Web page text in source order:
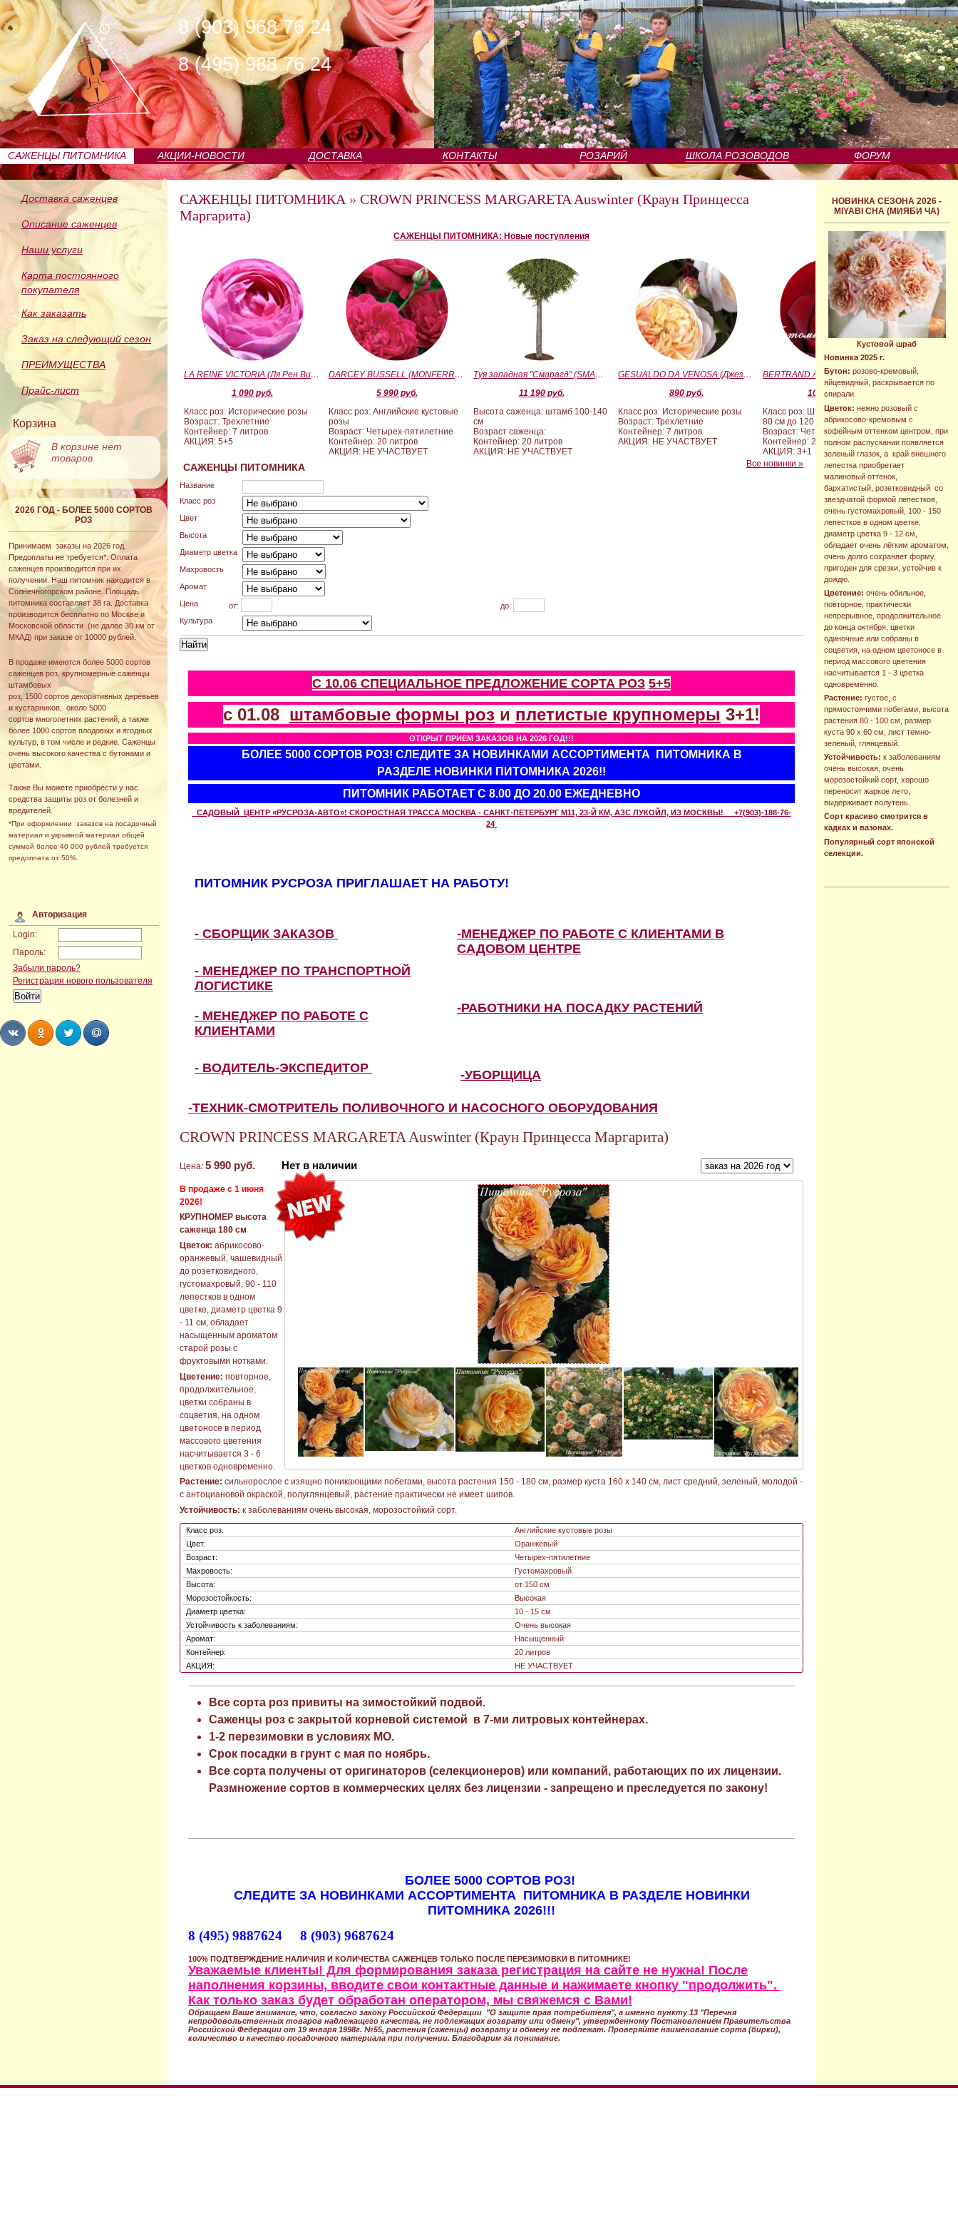
8 (903) 968 76 24
8 (495) 988 76 24
САЖЕНЦЫ ПИТОМНИКА АКЦИИ-НОВОСТИ ДОСТАВКА КОНТАКТЫ РОЗАРИЙ ШКОЛА РОЗОВОДОВ ФОРУМ
Доставка саженцев
Описание саженцев
Наши услуги
Карта постоянного
покупателя
Как заказать
Заказ на следующий сезон
ПРЕИМУЩЕСТВА
Прайс-лист
Корзина
В корзине нет
товаров
2026 ГОД - БОЛЕЕ 5000 СОРТОВ
РОЗ
Принимаем заказы на 2026 год.
Предоплаты не требуется*. Оплата
саженцев производится при их
получении. Наш питомник находится в
Солнечногорском районе. Площадь
питомника составляет 38 га. Доставка
производится бесплатно по Москве и
Московской области (не далее 30 км от
МКАД) при заказе от 10000 рублей.
В продаже имеются более 5000 сортов
саженцев роз, крупномерные саженцы
штамбовых
роз, 1500 сортов декоративных деревьев
и кустарников, около 5000
сортов многолетних растений, а также
более 1000 сортов плодовых и ягодных
культур, в том числе и редкие. Саженцы
очень высокого качества с бутонами и
цветами.
Также Вы можете приобрести у нас
средства защиты роз от болезней и
вредителей.
*При оформлении заказов на посадочный
материал и укрывной материал общей
суммой более 40 000 рублей требуется
предоплата от 50%.
Авторизация
Login:
Пароль:
Забыли пароль?
Регистрация нового пользователя
НОВИНКА СЕЗОНА 2026 -
MIYABI CHA (МИЯБИ ЧА)
Кустовой шраб
Новинка 2025 г.
Бутон: розово-кремовый,
яйцевидный, раскрывается по
спирали.
Цветок: нежно розовый с
абрикосово-кремовым с
кофейным оттенком центром, при
полном распускании появляется
зеленый глазок, а край внешнего
лепестка приобретает
малиновый оттенок,
бархатистый, розетковидный со
звездчатой формой лепестков,
очень густомахровый, 100 - 150
лепестков в одном цветке,
диаметр цветка 9 - 12 см,
обладает очень лёгким ароматом,
очень долго сохраняет форму,
пригоден для срезки, устойчив к
дождю.
Цветение: очень обильное,
повторное, практически
непрерывное, продолжительное
до конца октября, цветки
одиночные или собраны в
соцветия, на одном цветоносе в
период массового цветения
насчитывается 1 - 3 цветка
одновременно.
Растение: густое, с
прямостоячими побегами, высота
растения 80 - 100 см, размер
куста 90 х 60 см, лист темно-
зеленый, глянцевый.
Устойчивость: к заболеваниям
очень высокая, очень
морозостойкий сорт, хорошо
переносит жаркое лето,
выдерживает полутень.
Сорт красиво смотрится в
кадках и вазонах.
Популярный сорт японской
селекции.
САЖЕНЦЫ ПИТОМНИКА » CROWN PRINCESS MARGARETA Auswinter (Краун Принцесса
Маргарита)
САЖЕНЦЫ ПИТОМНИКА: Новые поступления
LA REINE VICTORIA (Ля Рен Виктория)
1 090 руб.
Класс роз: Исторические розы
Возраст: Трехлетние
Контейнер: 7 литров
АКЦИЯ: 5+5
DARCEY BUSSELL (MONFERRATO) (Дарси Басл)
5 990 руб.
Класс роз: Английские кустовые
розы
Возраст: Четырех-пятилетние
Контейнер: 20 литров
АКЦИЯ: НЕ УЧАСТВУЕТ
Туя западная "Смарагд" (SMARAGD) ШТАМБ 100-140
11 190 руб.
Высота саженца: штамб 100-140
см
Возраст саженца:
Контейнер: 20 литров
АКЦИЯ: НЕ УЧАСТВУЕТ
GESUALDO DA VENOSA (Джезуальдо Ди Веноза)
890 руб.
Класс роз: Исторические розы
Возраст: Трехлетние
Контейнер: 7 литров
АКЦИЯ: НЕ УЧАСТВУЕТ
BERTRAND AMOUSSOU (Бертран Амуссу)
10 000 руб.
Класс роз: Штамбовые формы от
80 см до 120 см
Возраст: Четырех-пятилетние
Контейнер: 20 литров
АКЦИЯ: 3+1
Все новинки »
САЖЕНЦЫ ПИТОМНИКА
Название
Класс роз
Цвет
Высота
Диаметр цветка
Махровость
Аромат
Цена
от:
до:
Культура
С 10.06 СПЕЦИАЛЬНОЕ ПРЕДЛОЖЕНИЕ СОРТА РОЗ 5+5
с 01.08 штамбовые формы роз и плетистые крупномеры 3+1!
ОТКРЫТ ПРИЕМ ЗАКАЗОВ НА 2026 ГОД!!!
БОЛЕЕ 5000 СОРТОВ РОЗ! СЛЕДИТЕ ЗА НОВИНКАМИ АССОРТИМЕНТА ПИТОМНИКА В
РАЗДЕЛЕ НОВИНКИ ПИТОМНИКА 2026!!
ПИТОМНИК РАБОТАЕТ С 8.00 ДО 20.00 ЕЖЕДНЕВНО
САДОВЫЙ ЦЕНТР «РУСРОЗА-АВТО»! СКОРОСТНАЯ ТРАССА МОСКВА - САНКТ-ПЕТЕРБУРГ М11, 23-Й КМ, АЗС ЛУКОЙЛ, ИЗ МОСКВЫ! +7(903)-188-76-
24
ПИТОМНИК РУСРОЗА ПРИГЛАШАЕТ НА РАБОТУ!
- СБОРЩИК ЗАКАЗОВ
-МЕНЕДЖЕР ПО РАБОТЕ С КЛИЕНТАМИ В
САДОВОМ ЦЕНТРЕ
- МЕНЕДЖЕР ПО ТРАНСПОРТНОЙ
ЛОГИСТИКЕ
- МЕНЕДЖЕР ПО РАБОТЕ С
КЛИЕНТАМИ
-РАБОТНИКИ НА ПОСАДКУ РАСТЕНИЙ
- ВОДИТЕЛЬ-ЭКСПЕДИТОР -УБОРЩИЦА
-ТЕХНИК-СМОТРИТЕЛЬ ПОЛИВОЧНОГО И НАСОСНОГО ОБОРУДОВАНИЯ
CROWN PRINCESS MARGARETA Auswinter (Краун Принцесса Маргарита)
Цена: 5 990 руб. Нет в наличии
В продаже с 1 июня
2026!
КРУПНОМЕР высота
саженца 180 см
Цветок: абрикосово-
оранжевый, чашевидный
до розетковидного,
густомахровый, 90 - 110
лепестков в одном
цветке, диаметр цветка 9
- 11 см, обладает
насыщенным ароматом
старой розы с
фруктовыми нотками.
Цветение: повторное,
продолжительное,
цветки собраны в
соцветия, на одном
цветоносе в период
массового цветения
насчитывается 3 - 6
цветков одновременно.
Растение: сильнорослое с изящно поникающими побегами, высота растения 150 - 180 см, размер куста 160 х 140 см, лист средний, зеленый, молодой -
с антоциановой окраской, полуглянцевый, растение практически не имеет шипов.
Устойчивость: к заболеваниям очень высокая, морозостойкий сорт.
Класс роз:
Английские кустовые розы
Цвет:
Оранжевый
Возраст:
Четырех-пятилетние
Махровость:
Густомахровый
Высота:
от 150 см
Морозостойкость:
Высокая
Диаметр цветка:
10 - 15 см
Устойчивость к заболеваниям:
Очень высокая
Аромат:
Насыщенный
Контейнер:
20 литров
АКЦИЯ:
НЕ УЧАСТВУЕТ
Все сорта роз привиты на зимостойкий подвой.
Саженцы роз с закрытой корневой системой в 7-ми литровых контейнерах.
1-2 перезимовки в условиях МО.
Срок посадки в грунт с мая по ноябрь.
Все сорта получены от оригинаторов (селекционеров) или компаний, работающих по их лицензии.
Размножение сортов в коммерческих целях без лицензии - запрещено и преследуется по закону!
БОЛЕЕ 5000 СОРТОВ РОЗ!
СЛЕДИТЕ ЗА НОВИНКАМИ АССОРТИМЕНТА ПИТОМНИКА В РАЗДЕЛЕ НОВИНКИ
ПИТОМНИКА 2026!!!
8 (495) 9887624 8 (903) 9687624
100% ПОДТВЕРЖДЕНИЕ НАЛИЧИЯ И КОЛИЧЕСТВА САЖЕНЦЕВ ТОЛЬКО ПОСЛЕ ПЕРЕЗИМОВКИ В ПИТОМНИКЕ!
Уважаемые клиенты! Для формирования заказа регистрация на сайте не нужна! После
наполнения корзины, вводите свои контактные данные и нажимаете кнопку "продолжить".
Как только заказ будет обработан оператором, мы свяжемся с Вами!
Обращаем Ваше внимание, что, согласно закону Российской Федерации "О защите прав потребителя", а именно пункту 13 "Перечня
непродовольственных товаров надлежащего качества, не подлежащих возврату или обмену", утвержденному Постановлением Правительства
Российской Федерации от 19 января 1998г. №55, растения (саженцы) возврату и обмену не подлежат. Проверяйте наименование сорта (бирки),
количество и качество посадочного материала при получении. Благодарим за понимание.